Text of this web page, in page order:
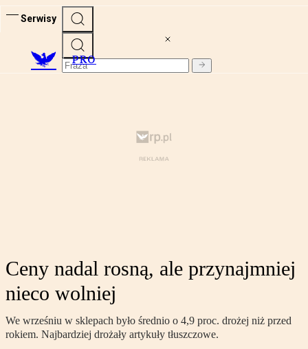
Serwisy
PRO
Ceny nadal rosną, ale przynajmniej
nieco wolniej
We wrześniu w sklepach było średnio o 4,9 proc. drożej niż przed
rokiem. Najbardziej drożały artykuły tłuszczowe.